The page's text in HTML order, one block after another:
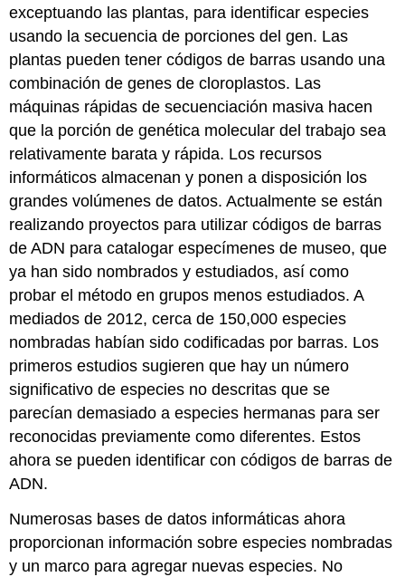
exceptuando las plantas, para identificar especies
usando la secuencia de porciones del gen. Las
plantas pueden tener códigos de barras usando una
combinación de genes de cloroplastos. Las
máquinas rápidas de secuenciación masiva hacen
que la porción de genética molecular del trabajo sea
relativamente barata y rápida. Los recursos
informáticos almacenan y ponen a disposición los
grandes volúmenes de datos. Actualmente se están
realizando proyectos para utilizar códigos de barras
de ADN para catalogar especímenes de museo, que
ya han sido nombrados y estudiados, así como
probar el método en grupos menos estudiados. A
mediados de 2012, cerca de 150,000 especies
nombradas habían sido codificadas por barras. Los
primeros estudios sugieren que hay un número
significativo de especies no descritas que se
parecían demasiado a especies hermanas para ser
reconocidas previamente como diferentes. Estos
ahora se pueden identificar con códigos de barras de
ADN.
Numerosas bases de datos informáticas ahora
proporcionan información sobre especies nombradas
y un marco para agregar nuevas especies. No